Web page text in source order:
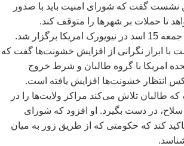
نشست گفت که شورای امنیت باید با صدور
تا حملات بر شهرها را متوقف کند.
این نشست عصر روز جمعه 15 اسد در نیویورک امریکا برگزار شد.
با ابراز نگرانی از افزایش خشونتها گفت که
امریکا با گروه طالبان و شرط خروج
انتظار خشونتها افزایش یافته است.
که طالبان تلاش میکند مراکز ولایتها را در
سلاح، در دست بگیرد. او افزود که شورای
کند که حکومتی که از طریق زور به میان